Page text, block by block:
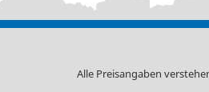
Alle Preisangaben